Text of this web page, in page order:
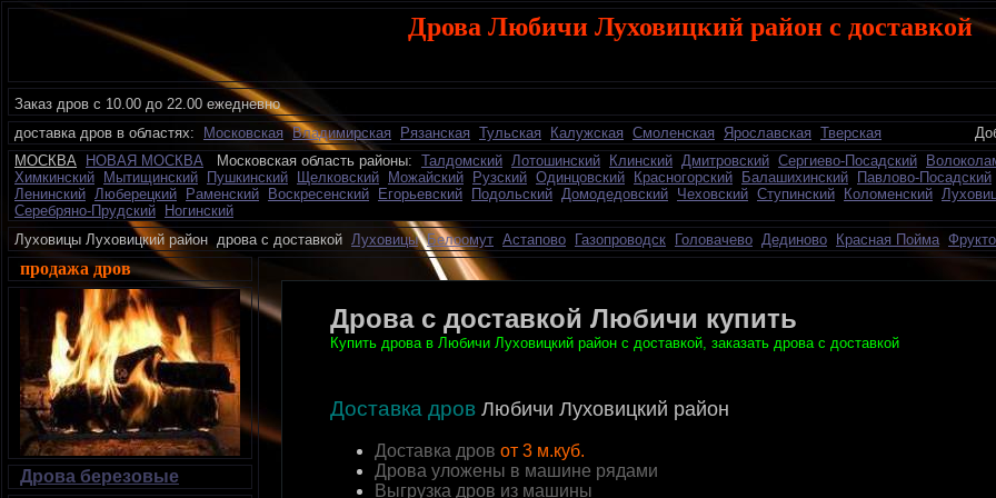
Дрова Любичи Луховицкий район с доставкой
Заказ дров с 10.00 до 22.00 ежедневно
доставка дров в областях:
Московская Владимирская Рязанская Тульская Калужская Смоленская Ярославская Тверская
Добавить
МОСКВА
НОВАЯ МОСКВА Московская область районы: Талдомский Лотошинский Клинский Дмитровский Сергиево-Посадский
Химкинский
Мытищинский Пушкинский Щелковский Можайский Рузский Одинцовский Красногорский Балашихинский Павлово-Посадский
Ленинский Люберецкий Раменский Воскресенский Егорьевский Подольский Домодедовский Чеховский Ступинский Коломенский
Серебряно-Прудский
Ногинский
Луховицы Луховицкий район дрова с доставкой Луховицы Белоомут Астапово Газопроводск Головачево Дединово Красная Пойма
продажа дров
Дрова с доставкой Любичи купить
Купить дрова в Любичи Луховицкий район с доставкой, заказать дрова с доставкой
Доставка дров Любичи Луховицкий район
Доставка дров от 3 м.куб.
Дрова уложены в машине рядами
Выгрузка дров из машины
Дрова березовые